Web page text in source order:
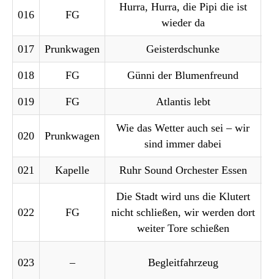
016 FG
Hurra, Hurra, die Pipi die ist
wieder da
017 Prunkwagen Geisterdschunke
018 FG Günni der Blumenfreund
019 FG Atlantis lebt
020 Prunkwagen
Wie das Wetter auch sei – wir
sind immer dabei
021 Kapelle Ruhr Sound Orchester Essen
022 FG
Die Stadt wird uns die Klutert
nicht schließen, wir werden dort
weiter Tore schießen
023 – Begleitfahrzeug